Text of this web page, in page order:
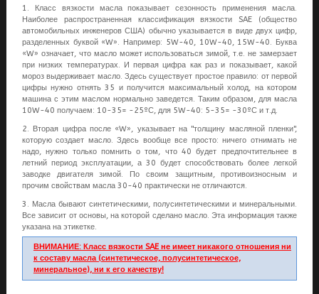
1. Класс вязкости масла показывает сезонность применения масла.
Наиболее распространенная классификация вязкости SAE (общество
автомобильных инженеров США) обычно указывается в виде двух цифр,
разделенных буквой «W». Например: 5W-40, 10W-40, 15W-40. Буква
«W» означает, что масло может использоваться зимой, т.е. не замерзает
при низких температурах. И первая цифра как раз и показывает, какой
мороз выдерживает масло. Здесь существует простое правило: от первой
цифры нужно отнять 35 и получится максимальный холод, на котором
машина с этим маслом нормально заведется. Таким образом, для масла
10W-40 получаем: 10-35= -25ºС, для 5W-40: 5-35= -30ºС и т.д.
2. Вторая цифра после «W», указывает на "толщину масляной пленки",
которую создает масло. Здесь вообще все просто: ничего отнимать не
надо, нужно только помнить о том, что 40 будет предпочтительнее в
летний период эксплуатации, а 30 будет способствовать более легкой
заводке двигателя зимой. По своим защитным, противоизносным и
прочим свойствам масла 30-40 практически не отличаются.
3. Масла бывают синтетическими, полусинтетическими и минеральными.
Все зависит от основы, на которой сделано масло. Эта информация также
указана на этикетке.
ВНИМАНИЕ: Класс вязкости SAE не имеет никакого отношения ни
к составу масла (синтетическое, полусинтетическое,
минеральное), ни к его качеству!